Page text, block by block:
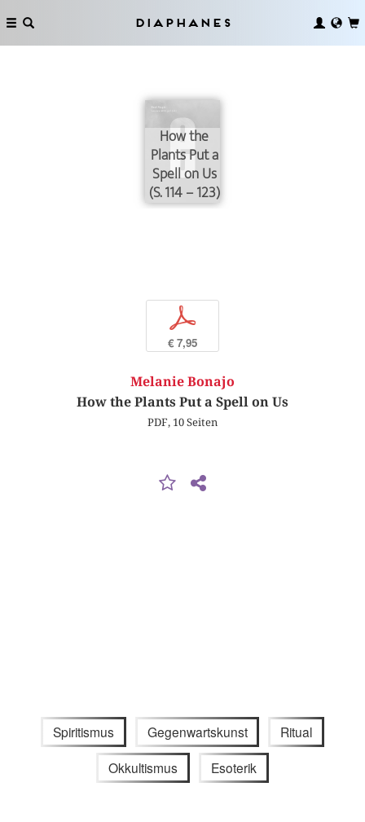
Diaphanes
How the
Plants Put a
Spell on Us
(S. 114 – 123)
p
€ 7,95
Melanie Bonajo
How the Plants Put a Spell on Us
PDF, 10 Seiten
Spiritismus Gegenwartskunst Ritual
Okkultismus Esoterik